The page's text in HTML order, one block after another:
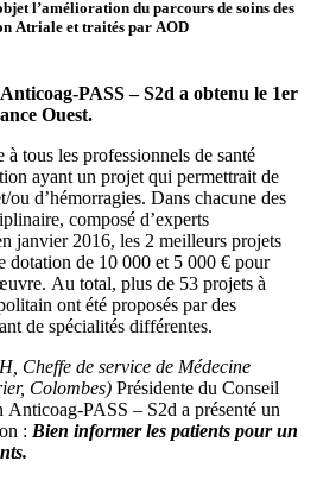
l’amélioration du parcours de soins des
Atriale et traités par AOD
PASS – S2d a obtenu le 1er
Ouest.
tous les professionnels de santé
ayant un projet qui permettrait de
ou d’hémorragies. Dans chacune des
composé d’experts
janvier 2016, les 2 meilleurs projets
dotation de 10 000 et 5 000 € pour
Au total, plus de 53 projets à
ont été proposés par des
de spécialités différentes.
Cheffe de service de Médecine
Colombes) Présidente du Conseil
Anticoag-PASS – S2d a présenté un
: Bien informer les patients pour un